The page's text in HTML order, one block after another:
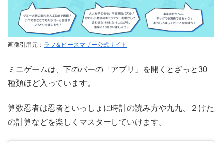
画像引用元： ラフ＆ピースマザー公式サイト
ミニゲームは、下のバーの「アプリ」を開くとざっと30
種類ほど入っています。
算数忍者は忍者といっしょに時計の読み方や九九、２けた
の計算などを楽しくマスターしていけます。